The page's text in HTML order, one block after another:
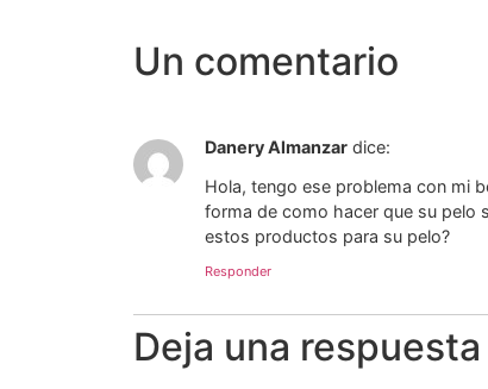
Un comentario
Danery Almanzar dice:
Hola, tengo ese problema con mi
forma de como hacer que su pelo
estos productos para su pelo?
Responder
Deja una respuesta